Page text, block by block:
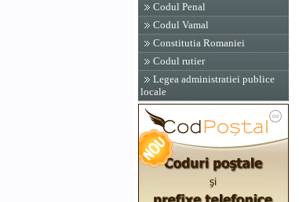
Codul Penal
Codul Vamal
Constitutia Romaniei
Codul rutier
Legea administratiei publice
locale